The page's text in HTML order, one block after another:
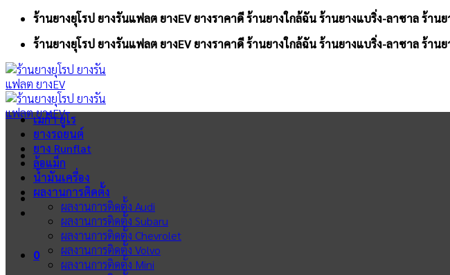
Skip
content
ร้านยางยุโรป ยางรันแฟลต ยางEV ยางราคาดี ร้านยางใกล้ฉัน ร้านยางแบริ่ง-ลาซาล ร้า
ร้านยางยุโรป ยางรันแฟลต ยางEV ยางราคาดี ร้านยางใกล้ฉัน ร้านยางแบริ่ง-ลาซาล ร้า
0
เมก้า ยูโร
ยางรถยนต์
ยาง Runflat
ล้อแม็ก
น้ำมันเครื่อง
ผลงานการติดตั้ง
ผลงานการติดตั้ง Audi
ผลงานการติดตั้ง Subaru
ผลงานการติดตั้ง Chevrolet
ผลงานการติดตั้ง Volvo
ผลงานการติดตั้ง Mini